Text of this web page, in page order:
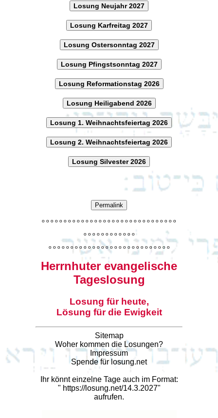
Losung Neujahr 2027
Losung Karfreitag 2027
Losung Ostersonntag 2027
Losung Pfingstsonntag 2027
Losung Reformationstag 2026
Losung Heiligabend 2026
Losung 1. Weihnachtsfeiertag 2026
Losung 2. Weihnachtsfeiertag 2026
Losung Silvester 2026
Permalink
o o o o o o o o o o o o o o o o o o o o o o o o o o o o o o o
o o o o o o o o o o o o
o o o o o o o o o o o o o o o o o o o o o o o o o o o o
Herrnhuter evangelische
Tageslosung
Losung für heute,
Lösung für die Ewigkeit
Sitemap
Woher kommen die Losungen?
Impressum
Spende für losung.net
Ihr könnt einzelne Tage auch im Format:
" https://losung.net/14.3.2027"
aufrufen.